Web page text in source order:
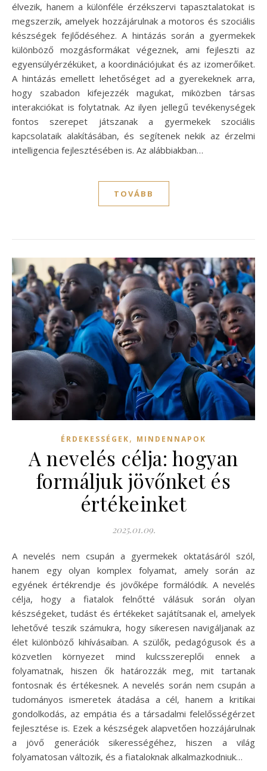
élvezik, hanem a különféle érzékszervi tapasztalatokat is
megszerzik, amelyek hozzájárulnak a motoros és szociális
készségek fejlődéséhez. A hintázás során a gyermekek
különböző mozgásformákat végeznek, ami fejleszti az
egyensúlyérzéküket, a koordinációjukat és az izomerőiket.
A hintázás emellett lehetőséget ad a gyerekeknek arra,
hogy szabadon kifejezzék magukat, miközben társas
interakciókat is folytatnak. Az ilyen jellegű tevékenységek
fontos szerepet játszanak a gyermekek szociális
kapcsolataik alakításában, és segítenek nekik az érzelmi
intelligencia fejlesztésében is. Az alábbiakban…
TOVÁBB
ÉRDEKESSÉGEK, MINDENNAPOK
A nevelés célja: hogyan
formáljuk jövőnket és
értékeinket
2025.01.09.
A nevelés nem csupán a gyermekek oktatásáról szól,
hanem egy olyan komplex folyamat, amely során az
egyének értékrendje és jövőképe formálódik. A nevelés
célja, hogy a fiatalok felnőtté válásuk során olyan
készségeket, tudást és értékeket sajátítsanak el, amelyek
lehetővé teszik számukra, hogy sikeresen navigáljanak az
élet különböző kihívásaiban. A szülők, pedagógusok és a
közvetlen környezet mind kulcsszereplői ennek a
folyamatnak, hiszen ők határozzák meg, mit tartanak
fontosnak és értékesnek. A nevelés során nem csupán a
tudományos ismeretek átadása a cél, hanem a kritikai
gondolkodás, az empátia és a társadalmi felelősségérzet
fejlesztése is. Ezek a készségek alapvetően hozzájárulnak
a jövő generációk sikerességéhez, hiszen a világ
folyamatosan változik, és a fiataloknak alkalmazkodniuk…